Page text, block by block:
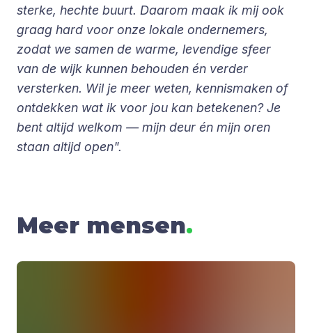
sterke, hechte buurt. Daarom maak ik mij ook
graag hard voor onze lokale ondernemers,
zodat we samen de warme, levendige sfeer
van de wijk kunnen behouden én verder
versterken. Wil je meer weten, kennismaken of
ontdekken wat ik voor jou kan betekenen? Je
bent altijd welkom — mijn deur én mijn oren
staan altijd open".
Meer mensen.